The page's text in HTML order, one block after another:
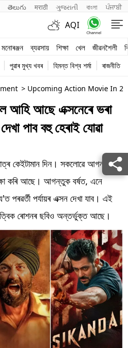
తెలుగు मराठी ગુજરાતી বাংলা ਪੰਜਾਬੀ
AQI
মনোৰঞ্জন ব্যৱসায় শিক্ষা খেল জীৱনশৈলী
পুৱাৰ মুখ্য খবৰ হিমন্ত বিশ্ব শৰ্মা ৰাজনীতি
> Upcoming Action Movie In
আহি আছে এক্সনেৰে ভৰা
পাব বহু হেৰাই যোৱা
কেইটামান দিন। সকলোৱে আগন্তুক
কৰি আছে। আগন্তুক বৰ্ষত, এনে
পৰৱৰ্তী পৰ্যায়ৰ এক্সন দেখা যাব। এই
ৰোশনৰ ছবিও অন্তৰ্ভুক্ত আছে।